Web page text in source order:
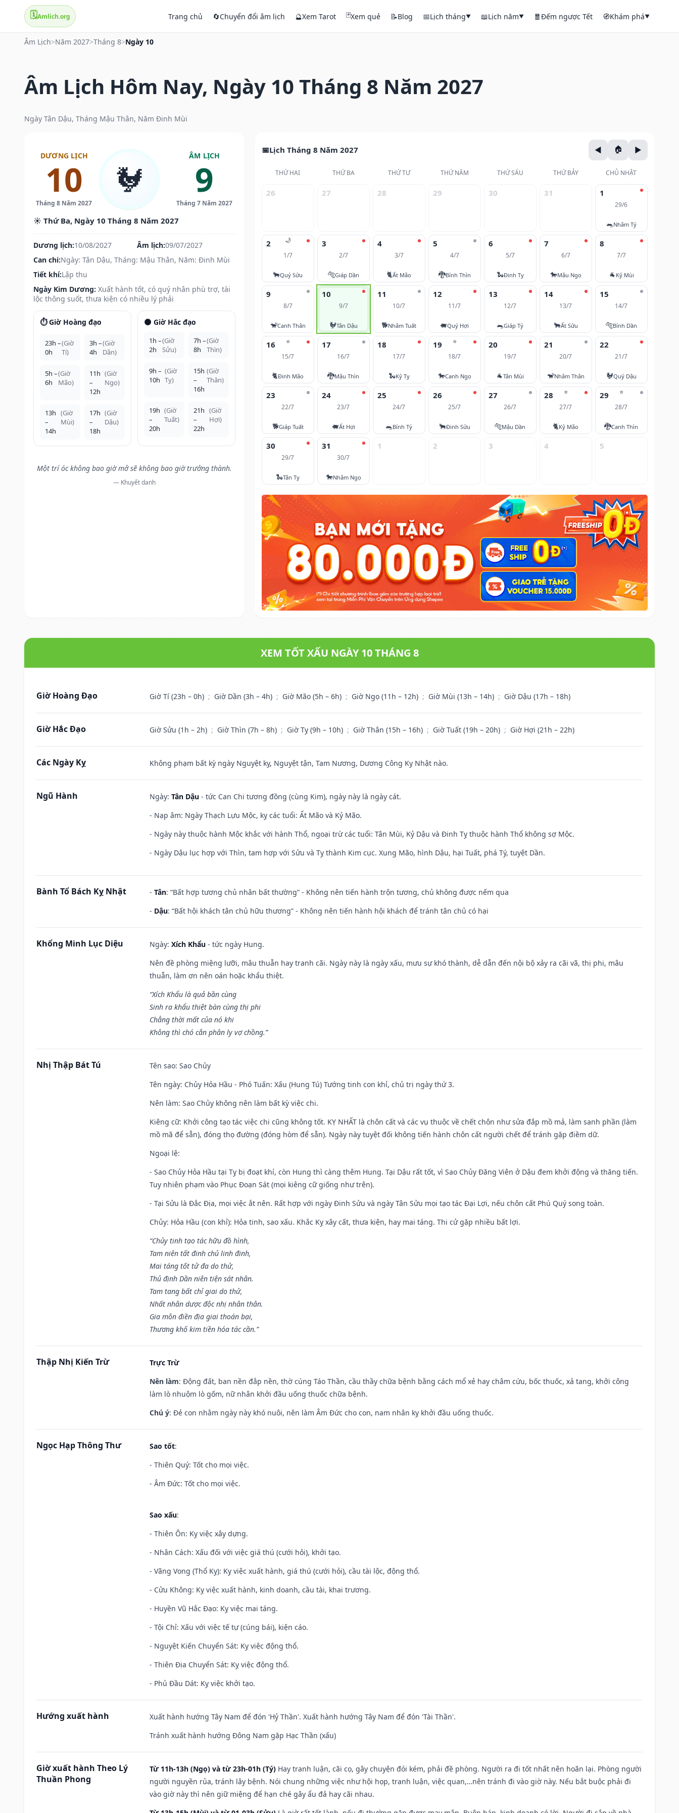
🗓️Amlich.org Trang chủ 🔄Chuyển đổi âm lịch 🔮Xem Tarot 🃏Xem quẻ 📝Blog 📅Lịch tháng▼ 📖Lịch năm▼ 🧧Đếm ngược Tết 🧭Khám phá▼
Âm Lịch>Năm 2027>Tháng 8>Ngày 10
Âm Lịch Hôm Nay, Ngày 10 Tháng 8 Năm 2027
Ngày Tân Dậu, Tháng Mậu Thân, Năm Đinh Mùi
DƯƠNG LỊCH
10
Tháng 8 Năm 2027
🐓
ÂM LỊCH
9
Tháng 7 Năm 2027
☀️ Thứ Ba, Ngày 10 Tháng 8 Năm 2027
Dương lịch:10/08/2027 Âm lịch:09/07/2027
Can chi:Ngày: Tân Dậu, Tháng: Mậu Thân, Năm: Đinh Mùi
Tiết khí:Lập thu
Ngày Kim Dương: Xuất hành tốt, có quý nhân phù trợ, tài
lộc thông suốt, thưa kiện có nhiều lý phải
⏱️ Giờ Hoàng đạo
23h –
0h
(Giờ
Tí)
3h –
4h
(Giờ
Dần)
5h –
6h
(Giờ
Mão)
11h
–
12h
(Giờ
Ngọ)
13h
–
14h
(Giờ
Mùi)
17h
–
18h
(Giờ
Dậu)
🌑 Giờ Hắc đạo
1h –
2h
(Giờ
Sửu)
7h –
8h
(Giờ
Thìn)
9h –
10h
(Giờ
Tỵ)
15h
–
16h
(Giờ
Thân)
19h
–
20h
(Giờ
Tuất)
21h
–
22h
(Giờ
Hợi)
Một trí óc không bao giờ mở sẽ không bao giờ trưởng thành.
— Khuyết danh
Lịch Tháng 8 Năm 2027
THỨ HAI THỨ BA THỨ TƯ THỨ NĂM THỨ SÁU THỨ BẢY CHỦ NHẬT
26 27 28 29 30 31 1
29/6
🐀Nhâm Tý
🌙
2
1/7
🐂Quý Sửu
3
2/7
🐅Giáp Dần
4
3/7
🐈Ất Mão
5
4/7
🐉Bính Thìn
6
5/7
🐍Đinh Tỵ
7
6/7
🐎Mậu Ngọ
8
7/7
🐐 Kỷ Mùi
9
8/7
🐒Canh Thân
10
9/7
🐓Tân Dậu
11
10/7
🐕Nhâm Tuất
12
11/7
🐖Quý Hợi
13
12/7
🐀Giáp Tý
14
13/7
🐂Ất Sửu
15
14/7
🐅Bính Dần
⭐
16
15/7
🐈Đinh Mão
17
16/7
🐉Mậu Thìn
18
17/7
🐍Kỷ Tỵ
⭐
19
18/7
🐎Canh Ngọ
20
19/7
🐐Tân Mùi
21
20/7
🐒Nhâm Thân
22
21/7
🐓Quý Dậu
23
22/7
🐕Giáp Tuất
24
23/7
🐖Ất Hợi
25
24/7
🐀Bính Tý
26
25/7
🐂Đinh Sửu
27
26/7
🐅Mậu Dần
⭐
28
27/7
🐈Kỷ Mão
⭐
29
28/7
🐉Canh Thìn
30
29/7
🐍Tân Tỵ
31
30/7
🐎Nhâm Ngọ
1 2 3 4 5
XEM TỐT XẤU NGÀY 10 THÁNG 8
Giờ Hoàng Đạo Giờ Tí (23h – 0h) ; Giờ Dần (3h – 4h) ; Giờ Mão (5h – 6h) ; Giờ Ngọ (11h – 12h) ; Giờ Mùi (13h – 14h) ; Giờ Dậu (17h – 18h)
Giờ Hắc Đạo Giờ Sửu (1h – 2h) ; Giờ Thìn (7h – 8h) ; Giờ Tỵ (9h – 10h) ; Giờ Thân (15h – 16h) ; Giờ Tuất (19h – 20h) ; Giờ Hợi (21h – 22h)
Các Ngày Kỵ Không phạm bất kỳ ngày Nguyệt kỵ, Nguyệt tận, Tam Nương, Dương Công Kỵ Nhật nào.
Ngũ Hành Ngày: Tân Dậu - tức Can Chi tương đồng (cùng Kim), ngày này là ngày cát.
- Nạp âm: Ngày Thạch Lựu Mộc, kỵ các tuổi: Ất Mão và Kỷ Mão.
- Ngày này thuộc hành Mộc khắc với hành Thổ, ngoại trừ các tuổi: Tân Mùi, Kỷ Dậu và Đinh Tỵ thuộc hành Thổ không sợ Mộc.
- Ngày Dậu lục hợp với Thìn, tam hợp với Sửu và Tỵ thành Kim cục. Xung Mão, hình Dậu, hại Tuất, phá Tý, tuyệt Dần.
Bành Tổ Bách Kỵ Nhật - Tân: “Bất hợp tương chủ nhân bất thường” - Không nên tiến hành trộn tương, chủ không được nếm qua
- Dậu: “Bất hội khách tân chủ hữu thương” - Không nên tiến hành hội khách để tránh tân chủ có hại
Khổng Minh Lục Diệu Ngày: Xích Khẩu - tức ngày Hung.
Nên đề phòng miệng lưỡi, mâu thuẫn hay tranh cãi. Ngày này là ngày xấu, mưu sự khó thành, dễ dẫn đến nội bộ xảy ra cãi vã, thị phi, mâu
thuẫn, làm ơn nên oán hoặc khẩu thiệt.
“Xích Khẩu là quả bần cùng
Sinh ra khẩu thiệt bàn cùng thị phi
Chẳng thời mất của nó khi
Không thì chó cắn phân ly vợ chồng.”
Nhị Thập Bát Tú Tên sao: Sao Chủy
Tên ngày: Chủy Hỏa Hầu - Phó Tuấn: Xấu (Hung Tú) Tướng tinh con khỉ, chủ trị ngày thứ 3.
Nên làm: Sao Chủy không nên làm bất kỳ việc chi.
Kiêng cữ: Khởi công tạo tác việc chi cũng không tốt. KỴ NHẤT là chôn cất và các vụ thuộc về chết chôn như sửa đắp mồ mả, làm sanh phần (làm
mồ mã để sẵn), đóng thọ đường (đóng hòm để sẵn). Ngày này tuyệt đối không tiến hành chôn cất người chết để tránh gặp điềm dữ.
Ngoại lệ:
- Sao Chủy Hỏa Hầu tại Tỵ bị đoạt khí, còn Hung thì càng thêm Hung. Tại Dậu rất tốt, vì Sao Chủy Đăng Viên ở Dậu đem khởi động và thăng tiến.
Tuy nhiên phạm vào Phục Đoạn Sát (mọi kiêng cữ giống như trên).
- Tại Sửu là Đắc Địa, mọi việc ắt nên. Rất hợp với ngày Đinh Sửu và ngày Tân Sửu mọi tạo tác Đại Lợi, nếu chôn cất Phú Quý song toàn.
Chủy: Hỏa Hầu (con khỉ): Hỏa tinh, sao xấu. Khắc Kỵ xây cất, thưa kiện, hay mai táng. Thi cử gặp nhiều bất lợi.
“Chủy tinh tạo tác hữu đồ hình,
Tam niên tất đinh chủ linh đinh,
Mai táng tốt tử đa do thử,
Thủ định Dần niên tiện sát nhân.
Tam tang bất chỉ giai do thử,
Nhất nhân dược độc nhị nhân thân.
Gia môn điền địa giai thoán bại,
Thương khố kim tiền hóa tác cần.”
Thập Nhị Kiến Trừ
Trực Trừ
Nên làm: Động đất, ban nền đắp nền, thờ cúng Táo Thần, cầu thầy chữa bệnh bằng cách mổ xẻ hay châm cứu, bốc thuốc, xả tang, khởi công
làm lò nhuộm lò gốm, nữ nhân khởi đầu uống thuốc chữa bệnh.
Chú ý: Đẻ con nhằm ngày này khó nuôi, nên làm Âm Đức cho con, nam nhân kỵ khởi đầu uống thuốc.
Ngọc Hạp Thông Thư Sao tốt:
- Thiên Quý: Tốt cho mọi việc.
- Âm Đức: Tốt cho mọi việc.
Sao xấu:
- Thiên Ôn: Kỵ việc xây dựng.
- Nhân Cách: Xấu đối với việc giá thú (cưới hỏi), khởi tạo.
- Vãng Vong (Thổ Kỵ): Kỵ việc xuất hành, giá thú (cưới hỏi), cầu tài lộc, động thổ.
- Cửu Không: Kỵ việc xuất hành, kinh doanh, cầu tài, khai trương.
- Huyền Vũ Hắc Đạo: Kỵ việc mai táng.
- Tội Chỉ: Xấu với việc tế tự (cúng bái), kiện cáo.
- Nguyệt Kiến Chuyển Sát: Kỵ việc động thổ.
- Thiên Địa Chuyển Sát: Kỵ việc động thổ.
- Phủ Đầu Dát: Kỵ việc khởi tạo.
Hướng xuất hành
Xuất hành hướng Tây Nam để đón 'Hỷ Thần'. Xuất hành hướng Tây Nam để đón 'Tài Thần'.
Tránh xuất hành hướng Đông Nam gặp Hạc Thần (xấu)
Giờ xuất hành Theo Lý
Thuần Phong
Từ 11h-13h (Ngọ) và từ 23h-01h (Tý) Hay tranh luận, cãi cọ, gây chuyện đói kém, phải đề phòng. Người ra đi tốt nhất nên hoãn lại. Phòng người
người nguyền rủa, tránh lây bệnh. Nói chung những việc như hội họp, tranh luận, việc quan,…nên tránh đi vào giờ này. Nếu bắt buộc phải đi
vào giờ này thì nên giữ miệng để hạn ché gây ẩu đả hay cãi nhau.